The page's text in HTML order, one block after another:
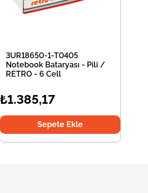
3UR18650-1-T0405
Notebook Bataryası - Pili /
RETRO - 6 Cell
₺1.385,17
Sepete Ekle